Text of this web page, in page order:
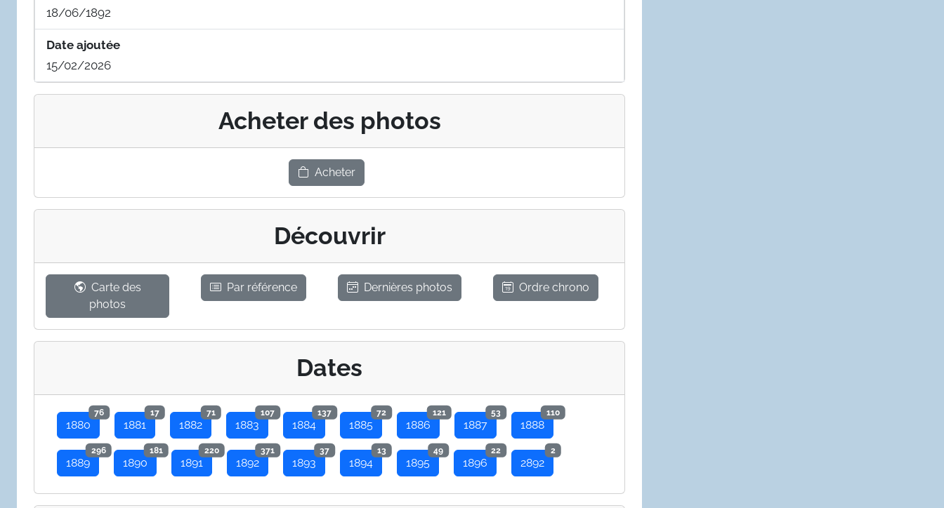
18/06/1892
Date ajoutée
15/02/2026
Acheter des photos
Acheter
Découvrir
Carte des
photos
Par référence Dernières photos Ordre chrono
Dates
1880
76
1881
17
1882
71
1883
107
1884
137
1885
72
1886
121
1887
53
1888
110
1889
296
1890
181
1891
220
1892
371
1893
37
1894
13
1895
49
1896
22
2892
2